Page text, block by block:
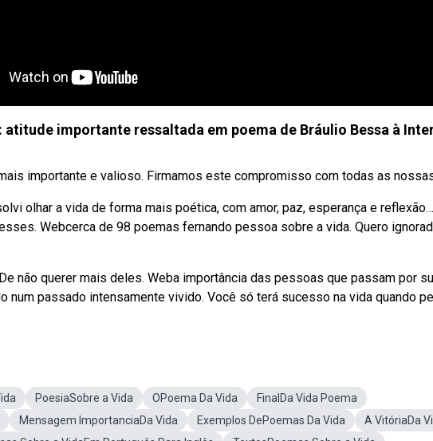
importante ressaltada em poema de Bráulio Bessa à
importante e valioso. Firmamos este compromisso com todas as
olhar a vida de forma mais poética, com amor, paz, esperança e
Webcerca de 98 poemas fernando pessoa sobre a vida. Quero
não querer mais deles. Weba importância das pessoas que passam por
num passado intensamente vivido. Você só terá sucesso na vida quando
PoesiaSobre a Vida OPoema Da Vida
FinalDa Vida Poema
Mensagem ImportanciaDa Vida Exemplos DePoemas Da Vida
A VitóriaDa